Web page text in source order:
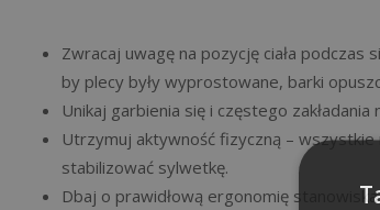
Zwracaj uwagę na pozycję ciała
by plecy były wyprostowane, barki
Unikaj garbienia się i częstego
Utrzymuj aktywność fizyczną –
stabilizować sylwetkę.
Dbaj o prawidłową ergonomię